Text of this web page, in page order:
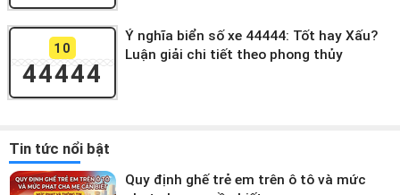
10
44444
Ý nghĩa biển số xe 44444: Tốt hay Xấu?
Luận giải chi tiết theo phong thủy
Tin tức nổi bật
Quy định ghế trẻ em trên ô tô và mức